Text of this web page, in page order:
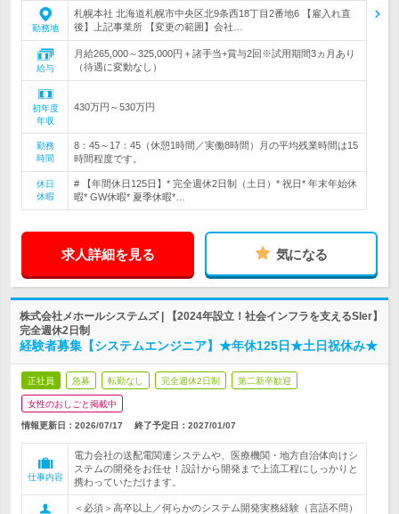
勤務地
札幌本社 北海道札幌市中央区北9条西18丁目2番地6 【雇入れ直
後】上記事業所 【変更の範囲】会社…
給与
月給265,000～325,000円＋諸手当+賞与2回※試用期間3ヵ月あり
（待遇に変動なし）
初年度
年収
430万円～530万円
勤務
時間
8：45～17：45（休憩1時間／実働8時間）月の平均残業時間は15
時間程度です。
休日
休暇
# 【年間休日125日】* 完全週休2日制（土日）* 祝日* 年末年始休
暇* GW休暇* 夏季休暇*…
求人詳細を見る 気になる
株式会社メホールシステムズ | 【2024年設立！社会インフラを支えるSIer】
完全週休2日制
経験者募集【システムエンジニア】★年休125日★土日祝休み★
正社員 急募 転勤なし 完全週休2日制 第二新卒歓迎
女性のおしごと掲載中
情報更新日：2026/07/17 終了予定日： 2027/01/07
仕事内容
電力会社の送配電関連システムや、医療機関・地方自治体向けシ
ステムの開発をお任せ！設計から開発まで上流工程にしっかりと
携わっていただけます。
＜必須＞高卒以上／何らかのシステム開発実務経験（言語不問）